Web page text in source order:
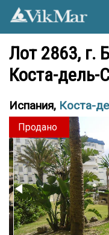
Лот 2863, г.
Коста-дель-
Испания, Коста-
Продано